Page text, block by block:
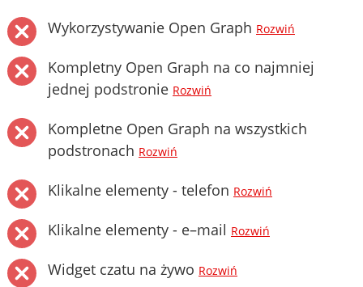
Wykorzystywanie Open Graph Rozwiń
Kompletny Open Graph na co najmniej
jednej podstronie Rozwiń
Kompletne Open Graph na wszystkich
podstronach Rozwiń
Klikalne elementy - telefon Rozwiń
Klikalne elementy - e–mail Rozwiń
Widget czatu na żywo Rozwiń